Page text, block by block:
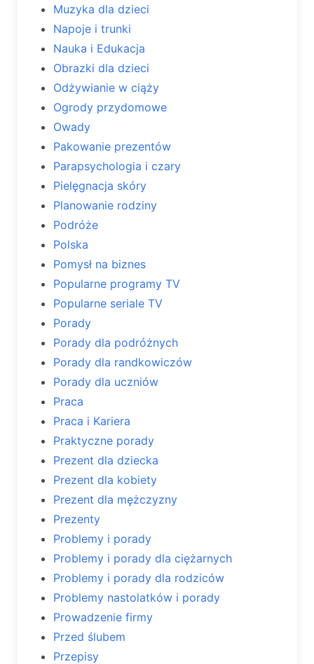
Muzyka dla dzieci
Napoje i trunki
Nauka i Edukacja
Obrazki dla dzieci
Odżywianie w ciąży
Ogrody przydomowe
Owady
Pakowanie prezentów
Parapsychologia i czary
Pielęgnacja skóry
Planowanie rodziny
Podróże
Polska
Pomysł na biznes
Popularne programy TV
Popularne seriale TV
Porady
Porady dla podróżnych
Porady dla randkowiczów
Porady dla uczniów
Praca
Praca i Kariera
Praktyczne porady
Prezent dla dziecka
Prezent dla kobiety
Prezent dla mężczyzny
Prezenty
Problemy i porady
Problemy i porady dla ciężarnych
Problemy i porady dla rodziców
Problemy nastolatków i porady
Prowadzenie firmy
Przed ślubem
Przepisy